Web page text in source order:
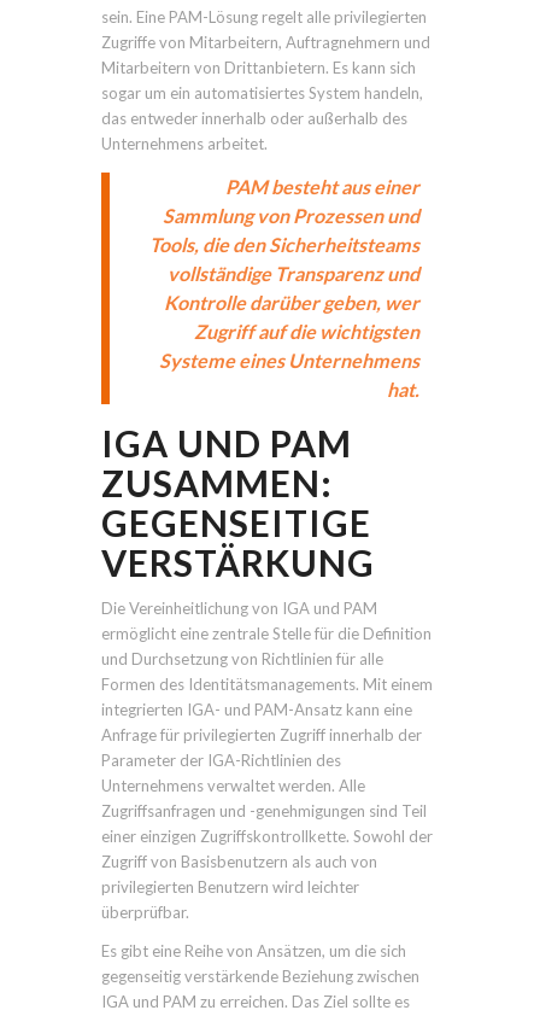
sein. Eine PAM-Lösung regelt alle privilegierten
Zugriffe von Mitarbeitern, Auftragnehmern und
Mitarbeitern von Drittanbietern. Es kann sich
sogar um ein automatisiertes System handeln,
das entweder innerhalb oder außerhalb des
Unternehmens arbeitet.
PAM besteht aus einer
Sammlung von Prozessen und
Tools, die den Sicherheitsteams
vollständige Transparenz und
Kontrolle darüber geben, wer
Zugriff auf die wichtigsten
Systeme eines Unternehmens
hat.
IGA UND PAM
ZUSAMMEN:
GEGENSEITIGE
VERSTÄRKUNG
Die Vereinheitlichung von IGA und PAM
ermöglicht eine zentrale Stelle für die Definition
und Durchsetzung von Richtlinien für alle
Formen des Identitätsmanagements. Mit einem
integrierten IGA- und PAM-Ansatz kann eine
Anfrage für privilegierten Zugriff innerhalb der
Parameter der IGA-Richtlinien des
Unternehmens verwaltet werden. Alle
Zugriffsanfragen und -genehmigungen sind Teil
einer einzigen Zugriffskontrollkette. Sowohl der
Zugriff von Basisbenutzern als auch von
privilegierten Benutzern wird leichter
überprüfbar.
Es gibt eine Reihe von Ansätzen, um die sich
gegenseitig verstärkende Beziehung zwischen
IGA und PAM zu erreichen. Das Ziel sollte es